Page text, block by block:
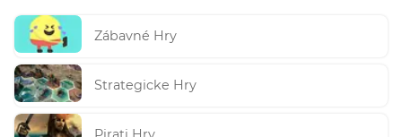
Zábavné Hry
Strategicke Hry